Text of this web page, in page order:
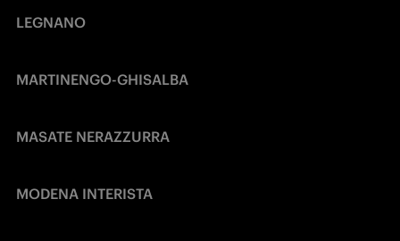
LEGNANO
MARTINENGO-GHISALBA
MASATE NERAZZURRA
MODENA INTERISTA